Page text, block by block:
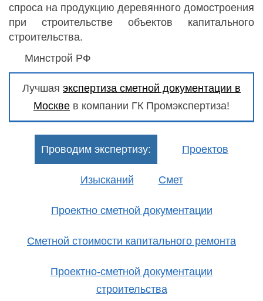
спроса на продукцию деревянного домостроения
при строительстве объектов капитального
строительства.
Минстрой РФ
Лучшая экспертиза сметной документации в
Москве в компании ГК Промэкспертиза!
Проводим экспертизу: Проектов
Изысканий Смет
Проектно сметной документации
Сметной стоимости капитального ремонта
Проектно-сметной документации
строительства